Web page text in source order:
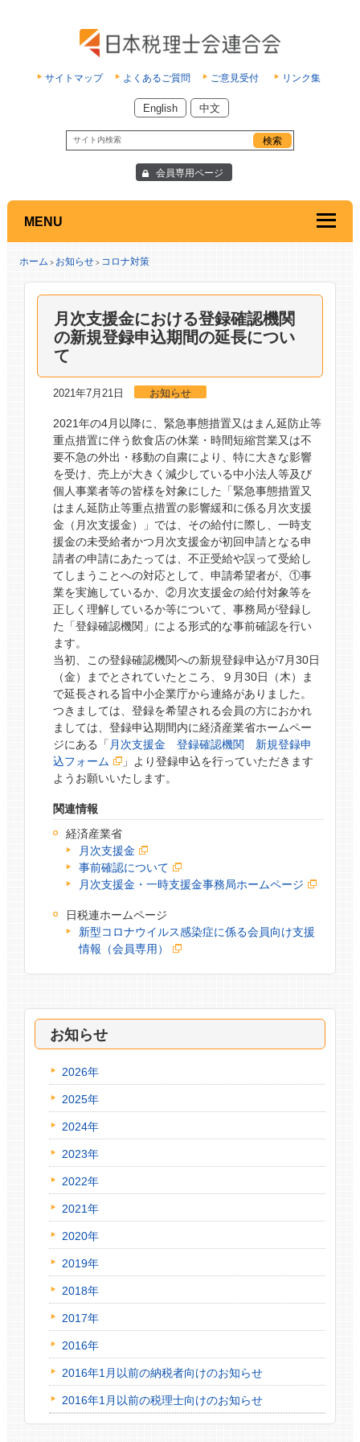
サイトマップ よくあるご質問 ご意見受付 リンク集
English 中文
会員専用ページ
MENU
ホーム > お知らせ> コロナ対策
月次支援金における登録確認機関
の新規登録申込期間の延長につい
て
2021年7月21日 お知らせ
2021年の4月以降に、緊急事態措置又はまん延防止等
重点措置に伴う飲食店の休業・時間短縮営業又は不
要不急の外出・移動の自粛により、特に大きな影響
を受け、売上が大きく減少している中小法人等及び
個人事業者等の皆様を対象にした「緊急事態措置又
はまん延防止等重点措置の影響緩和に係る月次支援
金（月次支援金）」では、その給付に際し、一時支
援金の未受給者かつ月次支援金が初回申請となる申
請者の申請にあたっては、不正受給や誤って受給し
てしまうことへの対応として、申請希望者が、①事
業を実施しているか、②月次支援金の給付対象等を
正しく理解しているか等について、事務局が登録し
た「登録確認機関」による形式的な事前確認を行い
ます。
当初、この登録確認機関への新規登録申込が7月30日
（金）までとされていたところ、９月30日（木）ま
で延長される旨中小企業庁から連絡がありました。
つきましては、登録を希望される会員の方におかれ
ましては、登録申込期間内に経済産業省ホームペー
ジにある「 月次支援金 登録確認機関 新規登録申
込フォーム
」より登録申込を行っていただきます
ようお願いいたします。
関連情報
経済産業省
月次支援金
事前確認について
月次支援金・一時支援金事務局ホームページ
日税連ホームページ
新型コロナウイルス感染症に係る会員向け支援
情報（会員専用）
お知らせ
2026年
2025年
2024年
2023年
2022年
2021年
2020年
2019年
2018年
2017年
2016年
2016年1月以前の納税者向けのお知らせ
2016年1月以前の税理士向けのお知らせ